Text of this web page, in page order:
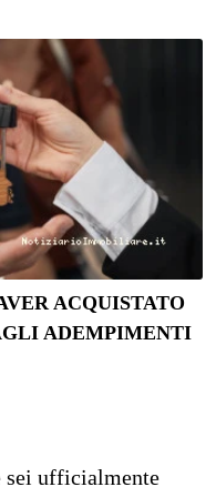
ACQUISTATO
ADEMPIMENTI
sei ufficialmente